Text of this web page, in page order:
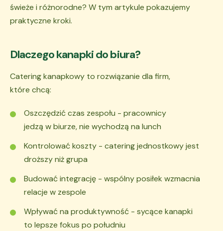
świeże i różnorodne? W tym artykule pokazujemy
praktyczne kroki.
Dlaczego kanapki do biura?
Catering kanapkowy to rozwiązanie dla firm,
które chcą:
Oszczędzić czas zespołu - pracownicy
jedzą w biurze, nie wychodzą na lunch
Kontrolować koszty - catering jednostkowy jest
droższy niż grupa
Budować integrację - wspólny posiłek wzmacnia
relacje w zespole
Wpływać na produktywność - sycące kanapki
to lepsze fokus po południu